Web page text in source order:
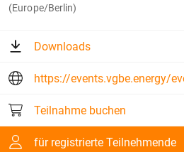
(Europe/Berlin)
Downloads
Teilnahme buchen
für registrierte Teilnehmende